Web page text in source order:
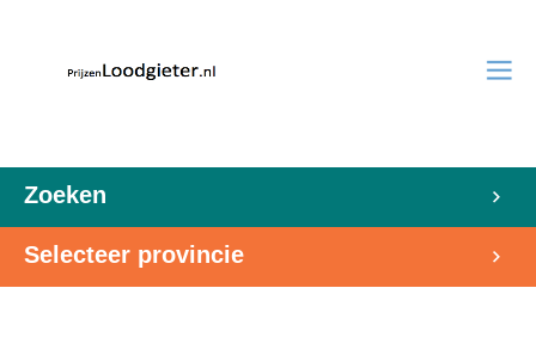
Zoeken
Selecteer provincie